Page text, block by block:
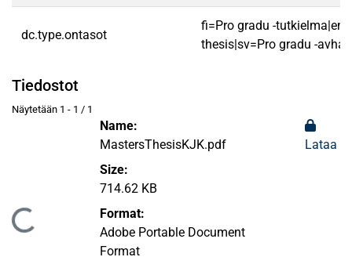
dc.type.ontasot
fi=Pro gradu -
thesis|sv=Pro gradu -
Tiedostot
Näytetään 1 - 1 / 1
Name:
MastersThesisKJK.pdf
Size:
714.62 KB
Format:
Adobe Portable Document
Format
Lataa